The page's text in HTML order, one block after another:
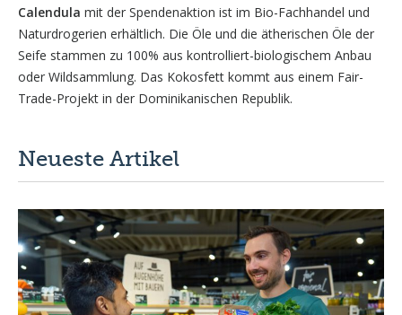
Calendula mit der Spendenaktion ist im Bio-Fachhandel und
Naturdrogerien erhältlich. Die Öle und die ätherischen Öle der
Seife stammen zu 100% aus kontrolliert-biologischem Anbau
oder Wildsammlung. Das Kokosfett kommt aus einem Fair-
Trade-Projekt in der Dominikanischen Republik.
Neueste Artikel